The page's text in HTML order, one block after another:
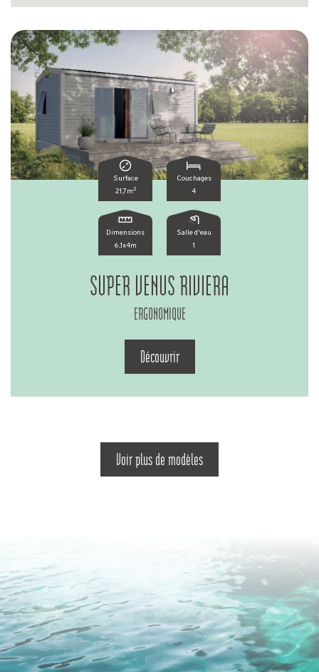
Surface
21,7m2
Couchages
4
Dimensions
6,1x4m
Salle d'eau
1
SUPER VENUS RIVIERA
ERGONOMIQUE
Découvrir
Voir plus de modèles